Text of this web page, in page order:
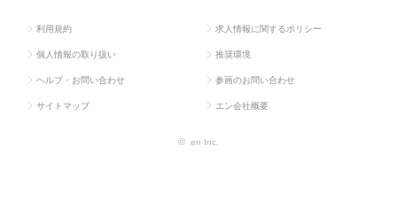
利用規約 求人情報に関するポリシー
個人情報の取り扱い 推奨環境
ヘルプ・お問い合わせ 参画のお問い合わせ
サイトマップ エン会社概要
© en Inc.